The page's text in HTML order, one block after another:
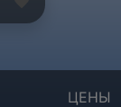
ЦЕНЫ